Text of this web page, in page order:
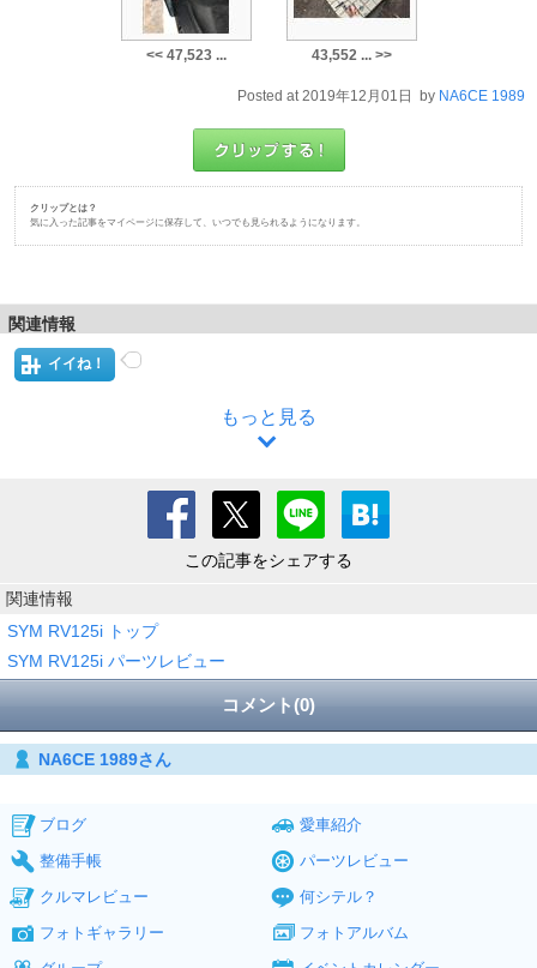
<< 47,523 ... 43,552 ... >>
Posted at 2019年12月01日 by NA6CE 1989
クリップとは？
気に入った記事をマイページに保存して、いつでも見られるようになります。
関連情報
イイね！
もっと見る
この記事をシェアする
関連情報
SYM RV125i トップ
SYM RV125i パーツレビュー
コメント(0)
NA6CE 1989さん
ブログ
愛車紹介
整備手帳
パーツレビュー
クルマレビュー
何シテル？
フォトギャラリー
フォトアルバム